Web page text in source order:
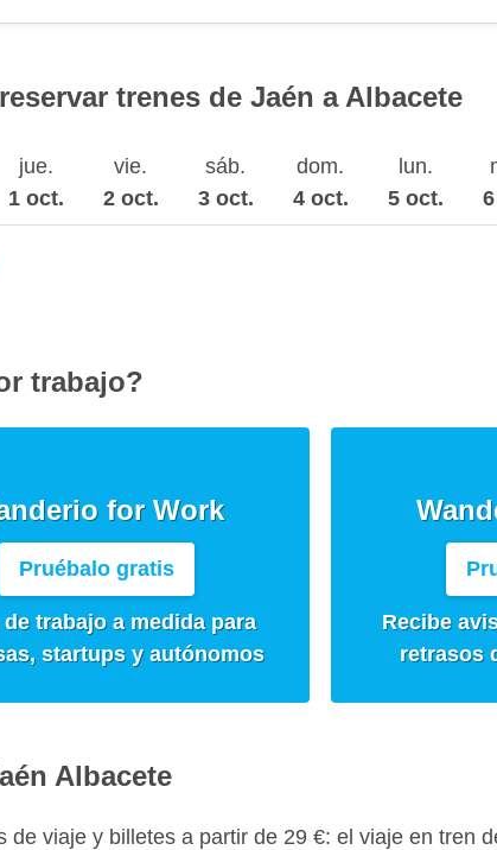
trenes de Jaén a Albacete
jue.
1 oct.
vie.
2 oct.
sáb.
3 oct.
dom.
4 oct.
lun.
5 oct.
trabajo?
for Work
Pruébalo gratis
trabajo a medida para
startups y autónomos
Recibe
retrasos
Albacete
de viaje y billetes a partir de 29 €: el viaje en tren